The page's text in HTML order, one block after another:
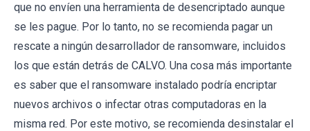
que no envíen una herramienta de desencriptado aunque
se les pague. Por lo tanto, no se recomienda pagar un
rescate a ningún desarrollador de ransomware, incluidos
los que están detrás de CALVO. Una cosa más importante
es saber que el ransomware instalado podría encriptar
nuevos archivos o infectar otras computadoras en la
misma red. Por este motivo, se recomienda desinstalar el